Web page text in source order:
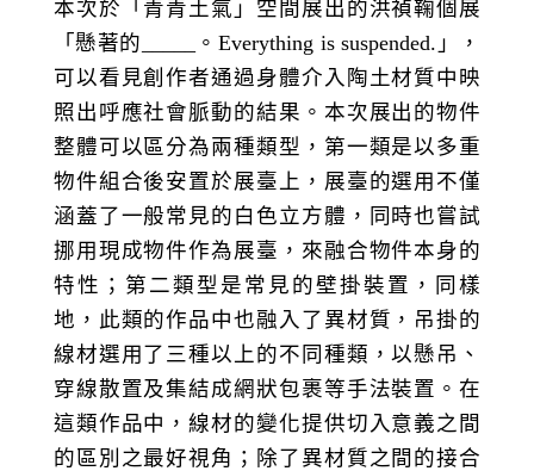
本次於「青青土氣」空間展出的洪禎鞠個展
「懸著的_____。Everything is suspended.」，
可以看見創作者通過身體介入陶土材質中映
照出呼應社會脈動的結果。本次展出的物件
整體可以區分為兩種類型，第一類是以多重
物件組合後安置於展臺上，展臺的選用不僅
涵蓋了一般常見的白色立方體，同時也嘗試
挪用現成物件作為展臺，來融合物件本身的
特性；第二類型是常見的壁掛裝置，同樣
地，此類的作品中也融入了異材質，吊掛的
線材選用了三種以上的不同種類，以懸吊、
穿線散置及集結成網狀包裹等手法裝置。在
這類作品中，線材的變化提供切入意義之間
的區別之最好視角；除了異材質之間的接合